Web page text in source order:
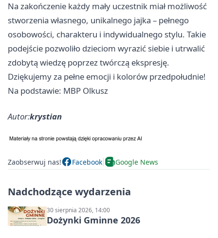
Na zakończenie każdy mały uczestnik miał możliwość
stworzenia własnego, unikalnego jajka – pełnego
osobowości, charakteru i indywidualnego stylu. Takie
podejście pozwoliło dzieciom wyrazić siebie i utrwalić
zdobytą wiedzę poprzez twórczą ekspresję.
Dziękujemy za pełne emocji i kolorów przedpołudnie!
Na podstawie: MBP Olkusz
Autor:krystian
Zaobserwuj nas! Facebook Google News
Nadchodzące wydarzenia
30 sierpnia 2026, 14:00
Dożynki Gminne 2026